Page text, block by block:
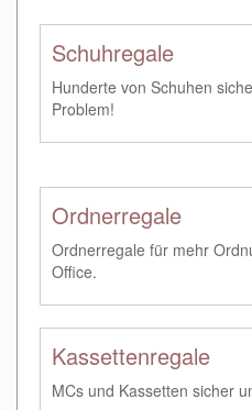
Schuhregale
Hunderte von Schuhen
Problem!
Ordnerregale
Ordnerregale für mehr
Office.
Kassettenregale
MCs und Kassetten sicher